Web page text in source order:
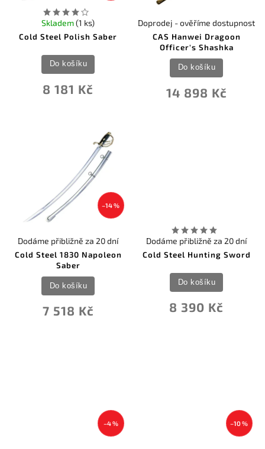
Cold Steel Polish Saber
Skladem(1 ks)
8 181 Kč
Do košíku
CAS Hanwei Dragoon
Officer's Shashka
Doprodej - ověříme dostupnost
14 898 Kč
Do košíku
–14 %
Cold Steel 1830 Napoleon
Saber
Dodáme přibližně za 20 dní
7 518 Kč
Do košíku
Cold Steel Hunting Sword
Dodáme přibližně za 20 dní
8 390 Kč
Do košíku
–4 % –10 %